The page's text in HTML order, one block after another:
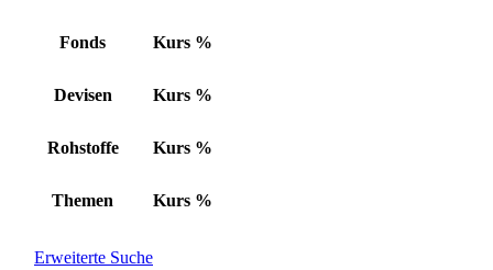
Fonds Kurs %
Devisen Kurs %
Rohstoffe Kurs %
Themen Kurs %
Erweiterte Suche